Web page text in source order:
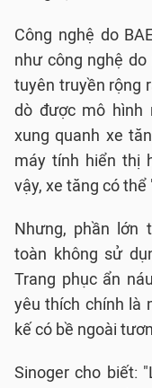
Công nghệ do
như công nghệ
tuyên truyền rộng
dò được mô hình
xung quanh xe
máy tính hiển thị
vậy, xe tăng có
Nhưng, phần lớn
toàn không sử
Trang phục ẩn
yêu thích chính là
kế có bề ngoài
Sinoger cho biết: